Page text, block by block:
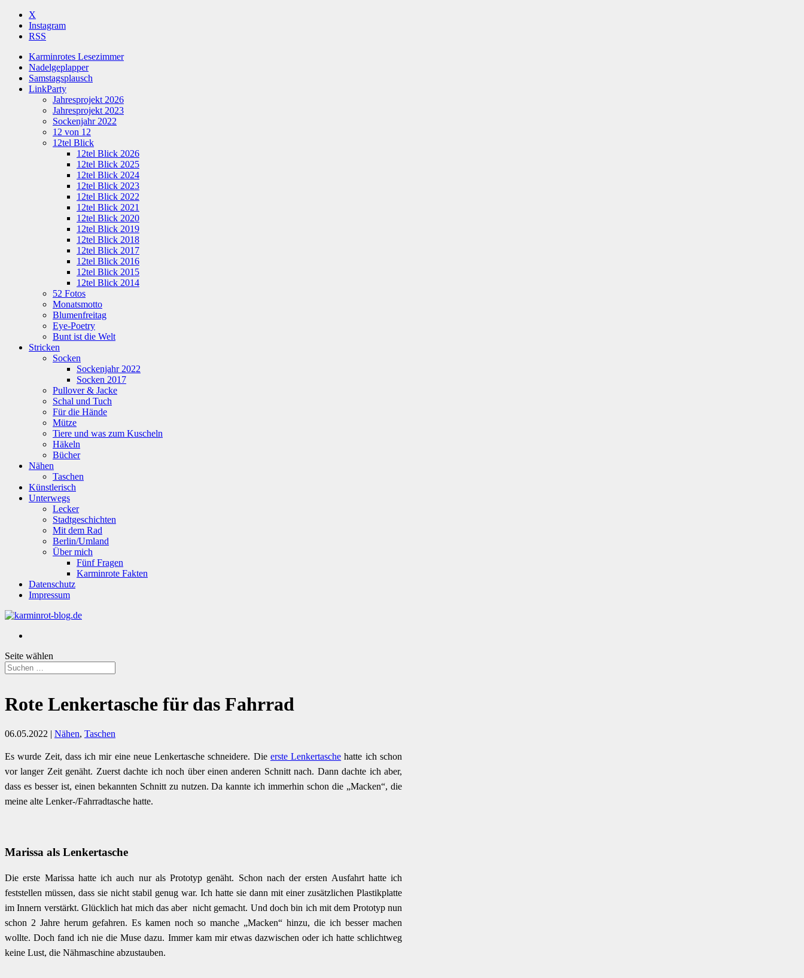
X
Instagram
RSS
Karminrotes Lesezimmer
Nadelgeplapper
Samstagsplausch
LinkParty
Jahresprojekt 2026
Jahresprojekt 2023
Sockenjahr 2022
12 von 12
12tel Blick
12tel Blick 2026
12tel Blick 2025
12tel Blick 2024
12tel Blick 2023
12tel Blick 2022
12tel Blick 2021
12tel Blick 2020
12tel Blick 2019
12tel Blick 2018
12tel Blick 2017
12tel Blick 2016
12tel Blick 2015
12tel Blick 2014
52 Fotos
Monatsmotto
Blumenfreitag
Eye-Poetry
Bunt ist die Welt
Stricken
Socken
Sockenjahr 2022
Socken 2017
Pullover & Jacke
Schal und Tuch
Für die Hände
Mütze
Tiere und was zum Kuscheln
Häkeln
Bücher
Nähen
Taschen
Künstlerisch
Unterwegs
Lecker
Stadtgeschichten
Mit dem Rad
Berlin/Umland
Über mich
Fünf Fragen
Karminrote Fakten
Datenschutz
Impressum
Seite wählen
Rote Lenkertasche für das Fahrrad
06.05.2022 | Nähen, Taschen
Es wurde Zeit, dass ich mir eine neue Lenkertasche schneidere. Die erste Lenkertasche hatte ich schon
vor langer Zeit genäht. Zuerst dachte ich noch über einen anderen Schnitt nach. Dann dachte ich aber,
dass es besser ist, einen bekannten Schnitt zu nutzen. Da kannte ich immerhin schon die „Macken“, die
meine alte Lenker-/Fahrradtasche hatte.
Marissa als Lenkertasche
Die erste Marissa hatte ich auch nur als Prototyp genäht. Schon nach der ersten Ausfahrt hatte ich
feststellen müssen, dass sie nicht stabil genug war. Ich hatte sie dann mit einer zusätzlichen Plastikplatte
im Innern verstärkt. Glücklich hat mich das aber nicht gemacht. Und doch bin ich mit dem Prototyp nun
schon 2 Jahre herum gefahren. Es kamen noch so manche „Macken“ hinzu, die ich besser machen
wollte. Doch fand ich nie die Muse dazu. Immer kam mir etwas dazwischen oder ich hatte schlichtweg
keine Lust, die Nähmaschine abzustauben.